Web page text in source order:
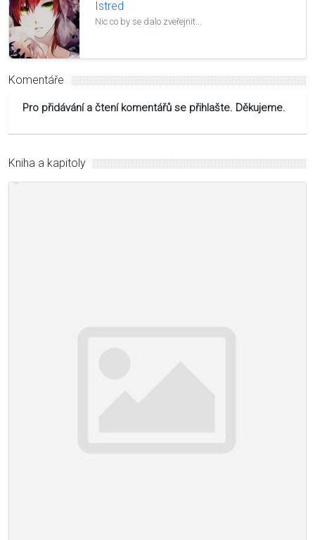
Istred
Nic co by se dalo zveřejnit...
Komentáře
Pro přidávání a čtení komentářů se přihlašte. Děkujeme.
Kniha a kapitoly